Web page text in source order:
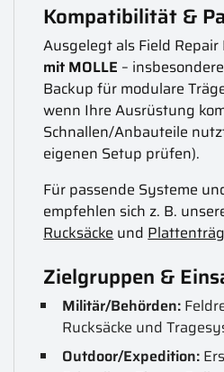
Kompatibilität &
Ausgelegt als Field
mit MOLLE –
Backup für modulare
wenn Ihre Ausrüstung
Schnallen/Anbauteile
eigenen Setup prüfen).
Für passende Systeme
empfehlen sich z. B.
Rucksäckeund
Zielgruppen &
Militär/Behörden:
Rucksäcke und
Outdoor/Expedition: